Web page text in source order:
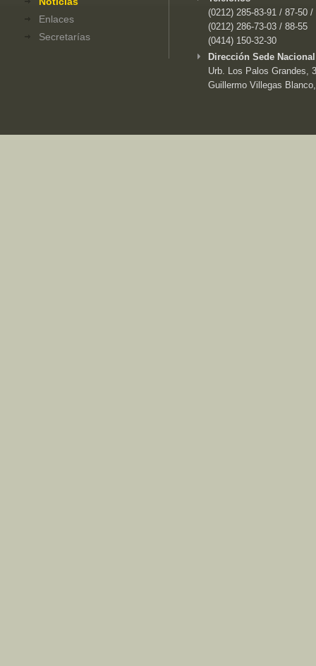
Enlaces
Secretarías
(0212) 285-83-91 / 87-50 /
(0212) 286-73-03 / 88-55
(0414) 150-32-30
Dirección Sede
Urb. Los Palos Grandes,
Guillermo Villegas